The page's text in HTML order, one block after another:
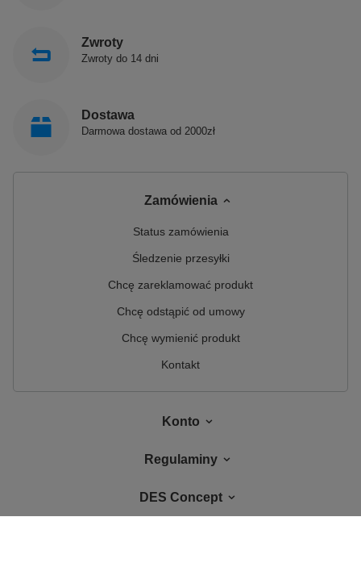
Zwroty
Zwroty do 14 dni
Dostawa
Darmowa dostawa od 2000zł
Zamówienia
Status zamówienia
Śledzenie przesyłki
Chcę zareklamować produkt
Chcę odstąpić od umowy
Chcę wymienić produkt
Kontakt
Konto
Regulaminy
DES Concept